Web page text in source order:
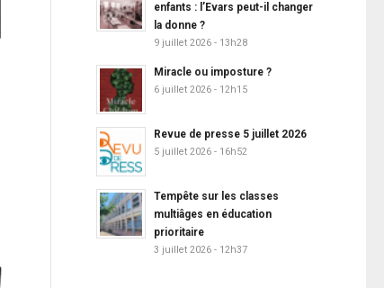
enfants : l’Evars peut-il changer
la donne ?
9 juillet 2026 - 13h28
Miracle ou imposture ?
6 juillet 2026 - 12h15
Revue de presse 5 juillet 2026
5 juillet 2026 - 16h52
Tempête sur les classes
multiâges en éducation
prioritaire
3 juillet 2026 - 12h37